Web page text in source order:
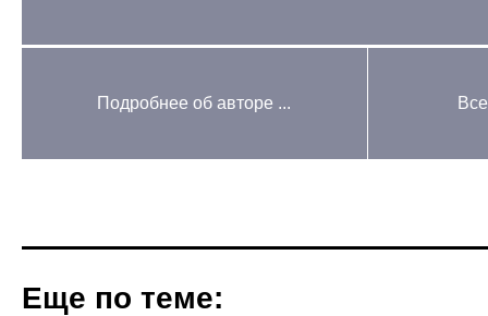
Подробнее об авторе ...
Еще по теме: